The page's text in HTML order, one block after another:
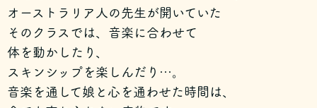
オーストラリア人の先生が開いていた
そのクラスでは、音楽に合わせて
体を動かしたり、
スキンシップを楽しんだり…。
音楽を通して娘と心を通わせた時間は、